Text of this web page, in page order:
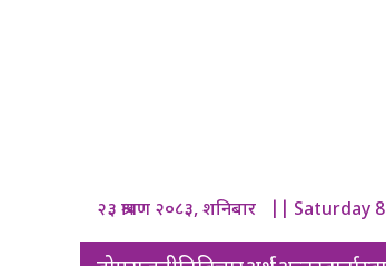
२३ श्रावण २०८३, शनिबार || Saturday